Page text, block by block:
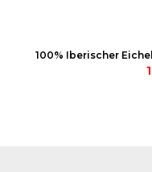
100% Iberischer